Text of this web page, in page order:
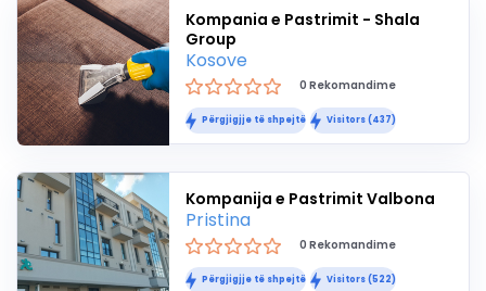
Kompania e Pastrimit - Shala
Group
Kosove
0 Rekomandime
Përgjigjje të shpejtë Visitors (437)
Kompanija e Pastrimit Valbona
Pristina
0 Rekomandime
Përgjigjje të shpejtë Visitors (522)